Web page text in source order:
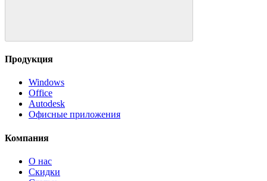
Продукция
Windows
Office
Autodesk
Офисные приложения
Компания
О нас
Скидки